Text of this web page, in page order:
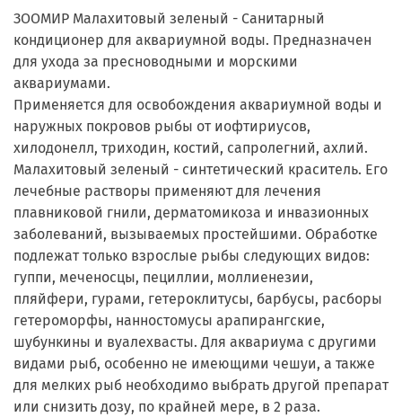
ЗООМИР Малахитовый зеленый - Санитарный
кондиционер для аквариумной воды. Предназначен
для ухода за пресноводными и морскими
аквариумами.
Применяется для освобождения аквариумной воды и
наружных покровов рыбы от иофтириусов,
хилодонелл, триходин, костий, сапролегний, ахлий.
Малахитовый зеленый - синтетический краситель. Его
лечебные растворы применяют для лечения
плавниковой гнили, дерматомикоза и инвазионных
заболеваний, вызываемых простейшими. Обработке
подлежат только взрослые рыбы следующих видов:
гуппи, меченосцы, пециллии, моллиенезии,
пляйфери, гурами, гетероклитусы, барбусы, расборы
гетероморфы, нанностомусы арапирангские,
шубункины и вуалехвасты. Для аквариума с другими
видами рыб, особенно не имеющими чешуи, а также
для мелких рыб необходимо выбрать другой препарат
или снизить дозу, по крайней мере, в 2 раза.